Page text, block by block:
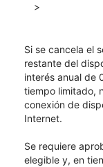
>
Si se cancela el
restante del
interés anual de
tiempo limitado,
conexión de
Internet.
Se requiere
elegible y, en